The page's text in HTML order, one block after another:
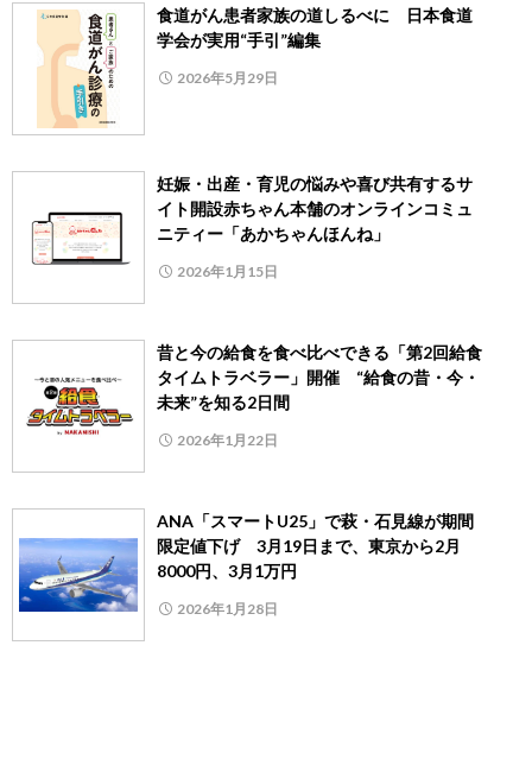
食道がん患者家族の道しるべに 日本食道
学会が実用“手引”編集
2026年5月29日
妊娠・出産・育児の悩みや喜び共有するサ
イト開設赤ちゃん本舗のオンラインコミュ
ニティー「あかちゃんほんね」
2026年1月15日
昔と今の給食を食べ比べできる「第2回給食
タイムトラベラー」開催 “給食の昔・今・
未来”を知る2日間
2026年1月22日
ANA「スマートU25」で萩・石見線が期間
限定値下げ 3月19日まで、東京から2月
8000円、3月1万円
2026年1月28日